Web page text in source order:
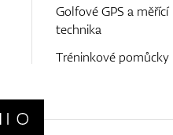
Golfové GPS a měřící
technika
Tréninkové pomůcky